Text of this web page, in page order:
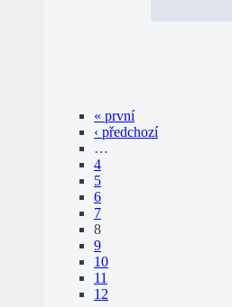
« první
‹ předchozí
…
4
5
6
7
8
9
10
11
12